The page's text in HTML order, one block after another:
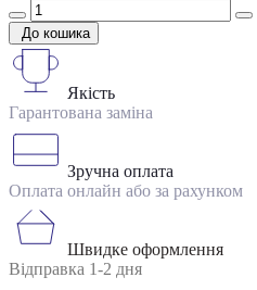
До кошика
Якість
Гарантована заміна
Зручна оплата
Оплата онлайн або за рахунком
Швидке оформлення
Відправка 1-2 дня